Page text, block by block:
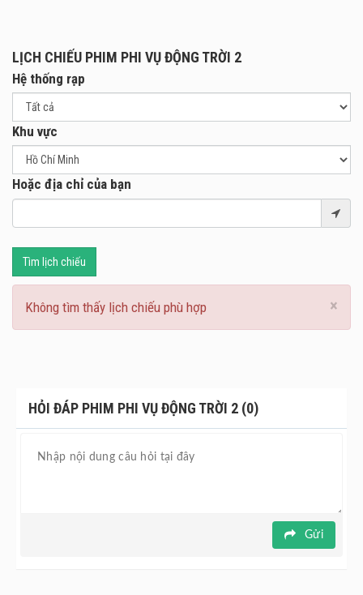
LỊCH CHIẾU PHIM PHI VỤ ĐỘNG TRỜI 2
Hệ thống rạp
Khu vực
Hoặc địa chỉ của bạn
Tìm lịch chiếu
×
Không tìm thấy lịch chiếu phù hợp
HỎI ĐÁP PHIM PHI VỤ ĐỘNG TRỜI 2 (0)
Gửi